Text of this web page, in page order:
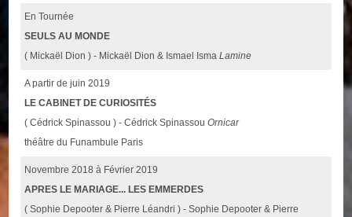
En Tournée
SEULS AU MONDE
( Mickaël Dion ) - Mickaël Dion & Ismael IsmaLamine
A partir de juin 2019
LE CABINET DE CURIOSITÉS
( Cédrick Spinassou ) - Cédrick SpinassouOrnicar
théâtre du Funambule Paris
Novembre 2018 à Février 2019
APRES LE MARIAGE... LES EMMERDES
( Sophie Depooter & Pierre Léandri ) - Sophie Depooter & Pierre